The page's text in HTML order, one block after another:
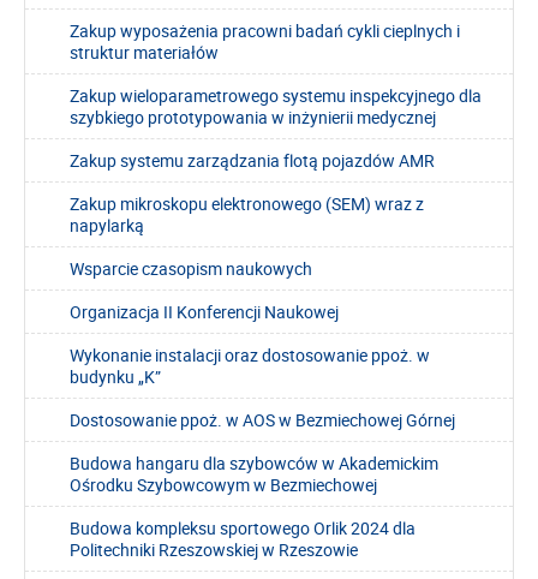
Zakup wyposażenia pracowni badań cykli cieplnych i
struktur materiałów
Zakup wieloparametrowego systemu inspekcyjnego dla
szybkiego prototypowania w inżynierii medycznej
Zakup systemu zarządzania flotą pojazdów AMR
Zakup mikroskopu elektronowego (SEM) wraz z
napylarką
Wsparcie czasopism naukowych
Organizacja II Konferencji Naukowej
Wykonanie instalacji oraz dostosowanie ppoż. w
budynku „K”
Dostosowanie ppoż. w AOS w Bezmiechowej Górnej
Budowa hangaru dla szybowców w Akademickim
Ośrodku Szybowcowym w Bezmiechowej
Budowa kompleksu sportowego Orlik 2024 dla
Politechniki Rzeszowskiej w Rzeszowie